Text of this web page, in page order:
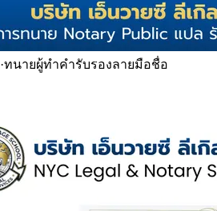
·ทนายผู้ทำคำรับรองลายมือชื่อ